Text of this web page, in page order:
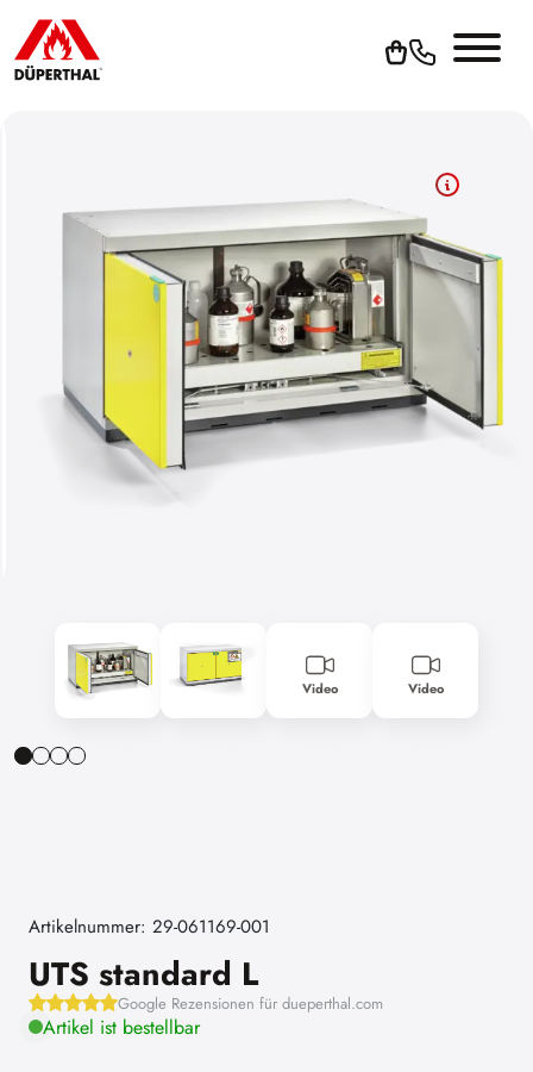
Um YouTube-Videos abspielen zu können, müssen Sie vorher
die Werbe-Cookies akzeptieren.
Cookies akzeptieren
Zur Datenschutzerklärung
Video Video
Artikelnummer: 29-061169-001
UTS standard L
Google Rezensionen für dueperthal.com
Artikel ist bestellbar